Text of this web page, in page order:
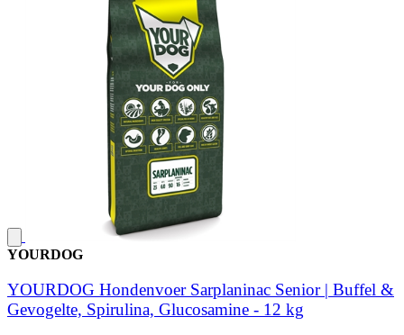
YOURDOG
YOURDOG Hondenvoer Sarplaninac Senior | Buffel &
Gevogelte, Spirulina, Glucosamine - 12 kg